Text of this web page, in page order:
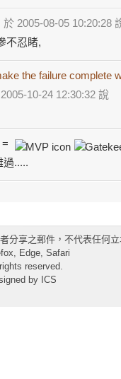
於 2005-08-05 10:20:28
不忍睹,
the failure complete
10-24 12:30:32 說
=
過.....
分享之郵件，不代表任何
Edge, Safari
reserved.
by ICS